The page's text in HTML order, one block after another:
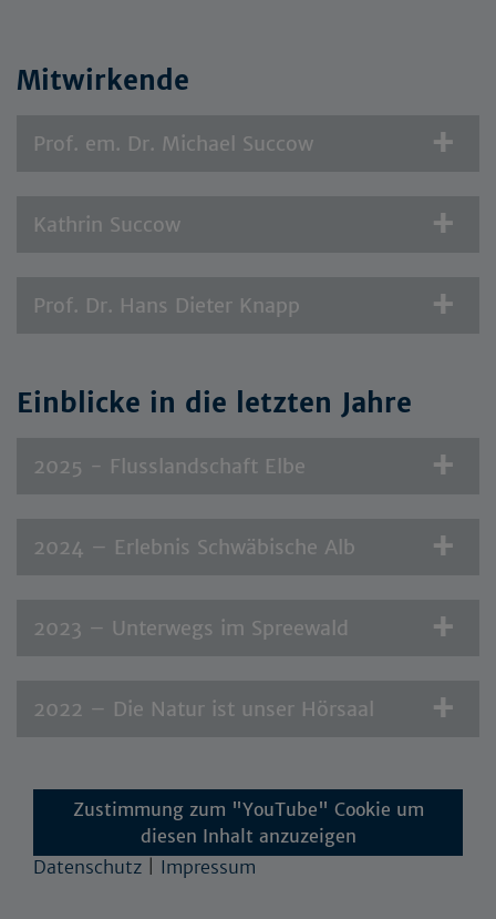
Mitwirkende
Prof. em. Dr. Michael Succow
Kathrin Succow
Prof. Dr. Hans Dieter Knapp
Einblicke in die letzten Jahre
2025 - Flusslandschaft Elbe
2024 – Erlebnis Schwäbische Alb
2023 – Unterwegs im Spreewald
2022 – Die Natur ist unser Hörsaal
Zustimmung zum "YouTube" Cookie um
diesen Inhalt anzuzeigen
Datenschutz
Impressum